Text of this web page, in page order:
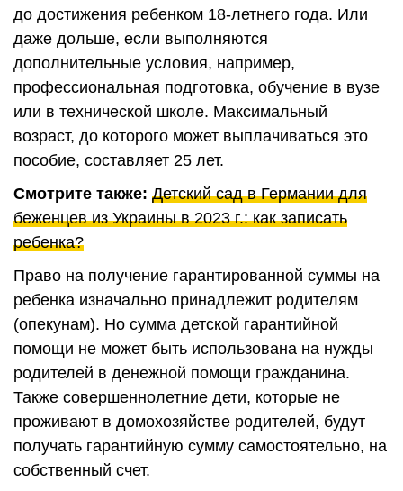
до достижения ребенком 18-летнего года. Или
даже дольше, если выполняются
дополнительные условия, например,
профессиональная подготовка, обучение в вузе
или в технической школе. Максимальный
возраст, до которого может выплачиваться это
пособие, составляет 25 лет.
Смотрите также: Детский сад в Германии для
беженцев из Украины в 2023 г.: как записать
ребенка?
Право на получение гарантированной суммы на
ребенка изначально принадлежит родителям
(опекунам). Но сумма детской гарантийной
помощи не может быть использована на нужды
родителей в денежной помощи гражданина.
Также совершеннолетние дети, которые не
проживают в домохозяйстве родителей, будут
получать гарантийную сумму самостоятельно, на
собственный счет.